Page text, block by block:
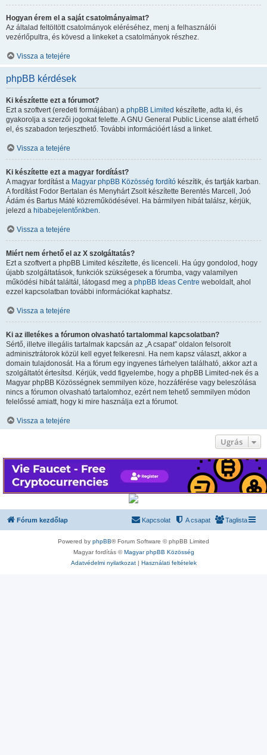
Hogyan érem el a saját csatolmányaimat?
Az általad feltöltött csatolmányok eléréséhez, menj a felhasználói
vezérlőpultra, és kövesd a linkeket a csatolmányok részhez.
Vissza a tetejére
phpBB kérdések
Ki készítette ezt a fórumot?
Ezt a szoftvert (eredeti formájában) a phpBB Limited készítette, adta ki, és
gyakorolja a szerzői jogokat felette. A GNU General Public License alatt érhető
el, és szabadon terjeszthető. További információért lásd a linket.
Vissza a tetejére
Ki készítette ezt a magyar fordítást?
A magyar fordítást a Magyar phpBB Közösség fordító készítik, és tartják karban.
A fordítást Fodor Bertalan és Menyhárt Zsolt készítette Berentés Marcell, Joó
Ádám és Bartus Máté közreműködésével. Ha bármilyen hibát találsz, kérjük,
jelezd a hibabejelentőnkben.
Vissza a tetejére
Miért nem érhető el az X szolgáltatás?
Ezt a szoftvert a phpBB Limited készítette, és licenceli. Ha úgy gondolod, hogy
újabb szolgáltatások, funkciók szükségesek a fórumba, vagy valamilyen
működési hibát találtál, látogasd meg a phpBB Ideas Centre weboldalt, ahol
ezzel kapcsolatban további információkat kaphatsz.
Vissza a tetejére
Ki az illetékes a fórumon olvasható tartalommal kapcsolatban?
Sértő, illetve illegális tartalmak kapcsán az „A csapat” oldalon felsorolt
adminisztrátorok közül kell egyet felkeresni. Ha nem kapsz választ, akkor a
domain tulajdonosát. Ha a fórum egy ingyenes tárhelyen található, akkor azt a
szolgáltatót értesítsd. Kérjük, vedd figyelembe, hogy a phpBB Limited-nek és a
Magyar phpBB Közösségnek semmilyen köze, hozzáférése vagy beleszólása
nincs a fórumon olvasható tartalomhoz, ezért nem tehető semmilyen módon
felelőssé amiatt, hogy ki mire használja ezt a fórumot.
Vissza a tetejére
Ugrás
Fórum kezdőlap Taglista
A csapat
Kapcsolat
Powered by phpBB® Forum Software © phpBB Limited
Magyar fordítás ©Magyar phpBB Közösség
Adatvédelmi nyilatkozat| Használati feltételek